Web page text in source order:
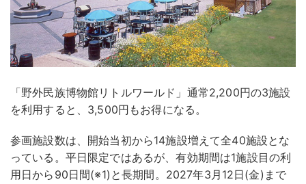
「野外民族博物館リトルワールド」通常2,200円の3施設
を利用すると、3,500円もお得になる。
参画施設数は、開始当初から14施設増えて全40施設とな
っている。平日限定ではあるが、有効期間は1施設目の利
用日から90日間(※1)と長期間。2027年3月12日(金)まで